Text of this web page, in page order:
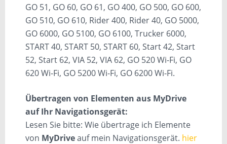
GO 51, GO 60, GO 61, GO 400, GO 500, GO 600,
GO 510, GO 610, Rider 400, Rider 40, GO 5000,
GO 6000, GO 5100, GO 6100, Trucker 6000,
START 40, START 50, START 60, Start 42, Start
52, Start 62, VIA 52, VIA 62, GO 520 Wi-Fi, GO
620 Wi-Fi, GO 5200 Wi-Fi, GO 6200 Wi-Fi.
Übertragen von Elementen aus MyDrive
auf Ihr Navigationsgerät:
Lesen Sie bitte: Wie übertrage ich Elemente
von MyDriveauf mein Navigationsgerät. hier